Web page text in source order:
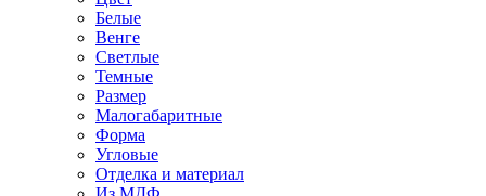
Белые
Венге
Светлые
Темные
Размер
Малогабаритные
Форма
Угловые
Отделка и материал